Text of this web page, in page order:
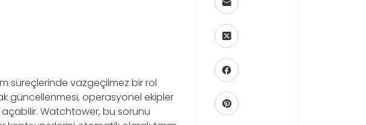
süreçlerinde vazgeçilmez bir rol
güncellenmesi, operasyonel ekipler
açabilir. Watchtower, bu sorunu